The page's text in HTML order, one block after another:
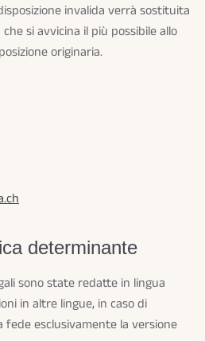
invalida verrà sostituita
si avvicina il più possibile allo
originaria.
determinante
sono state redatte in lingua
in altre lingue, in caso di
esclusivamente la versione